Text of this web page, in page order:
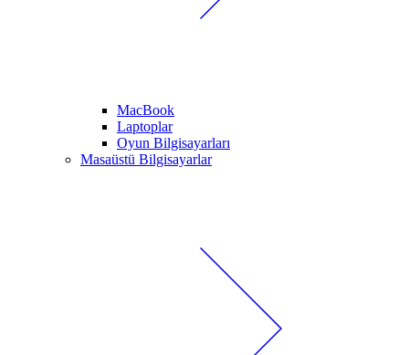
MacBook
Laptoplar
Oyun Bilgisayarları
Masaüstü Bilgisayarlar